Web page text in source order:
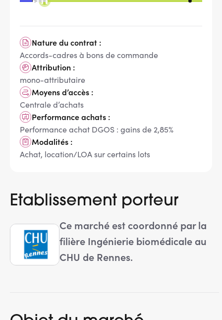
Nature du contrat :
Accords-cadres à bons de commande
Attribution :
mono-attributaire
Moyens d’accès :
Centrale d’achats
Performance achats :
Performance achat DGOS : gains de 2,85%
Modalités :
Achat, location/LOA sur certains lots
Etablissement porteur
Ce marché est coordonné par la
filière Ingénierie biomédicale au
CHU de Rennes.